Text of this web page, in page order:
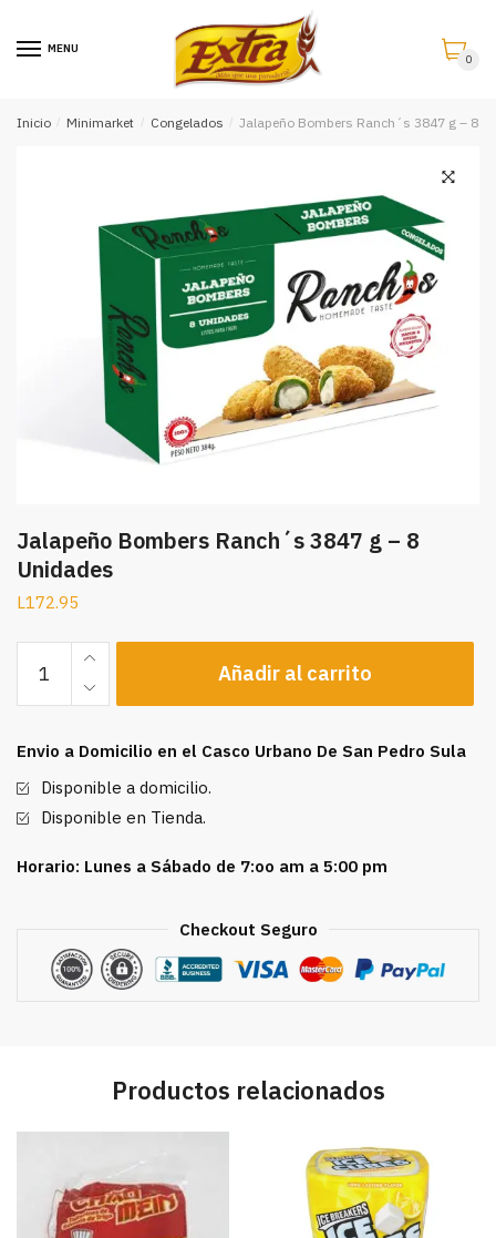
MENU
0
Inicio / Minimarket / Congelados / Jalapeño Bombers Ranch´s 3847 g – 8
Jalapeño Bombers Ranch´s 3847 g – 8
Unidades
L172.95
Bombers
Ranch
3847
g
-
Unidades
Añadir al carrito
Envio a Domicilio en el Casco Urbano De San Pedro Sula
Disponible a domicilio.
Disponible en Tienda.
Horario: Lunes a Sábado de 7:oo am a 5:00 pm
Checkout Seguro
Productos relacionados